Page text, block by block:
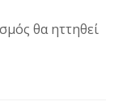
θα ηττηθεί